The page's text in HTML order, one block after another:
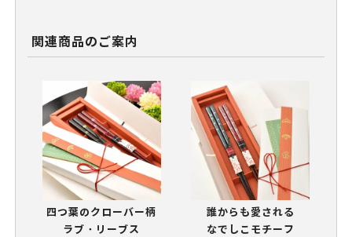
関連商品のご案内
四つ葉のクローバー柄
ラブ・リーブス
誰からも愛される
なでしこモチーフ